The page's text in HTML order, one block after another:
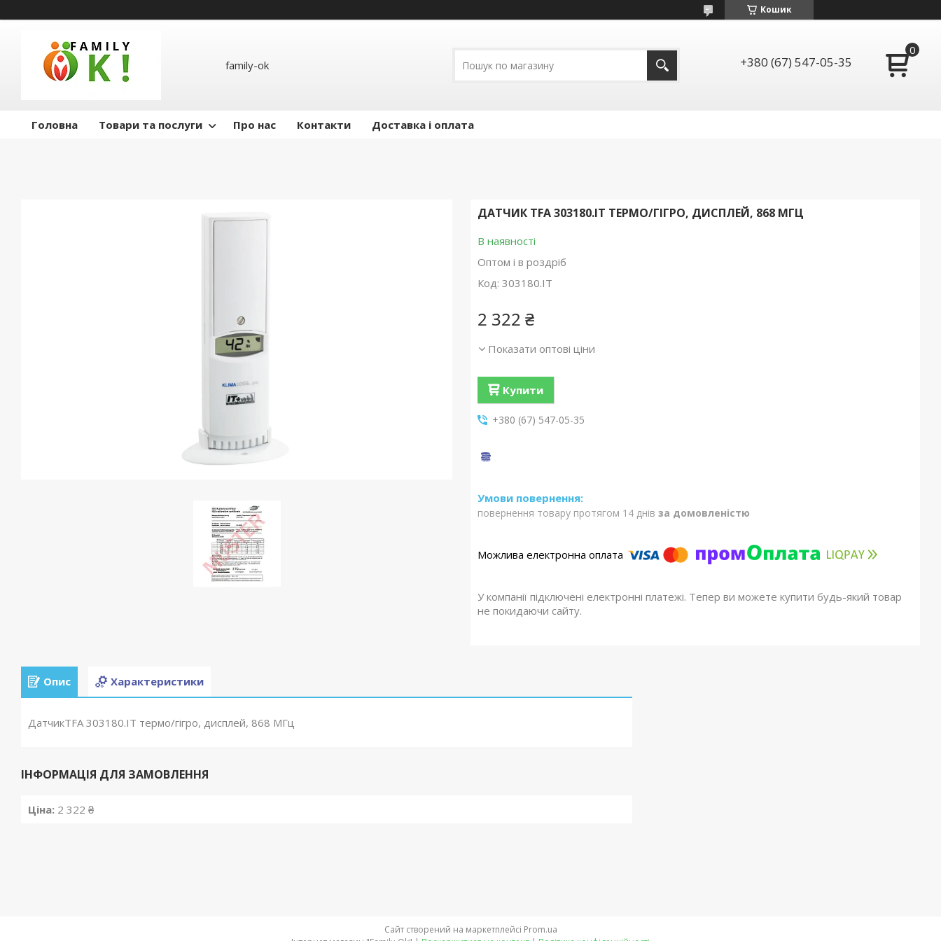
Кошик
family-ok +380 (67) 547-05-35
Головна Товари та послуги Про нас Контакти Доставка і оплата
ДАТЧИК TFA 303180.IT ТЕРМО/ГІГРО, ДИСПЛЕЙ, 868 МГЦ
В наявності
Оптом і в роздріб
Код: 303180.IT
2 322 ₴
Показати оптові ціни
Купити
+380 (67) 547-05-35
повернення товару протягом 14 днів за домовленістю
У компанії підключені електронні платежі. Тепер ви можете купити будь-який товар
не покидаючи сайту.
Опис Характеристики
ДатчикTFA 303180.IT термо/гігро, дисплей, 868 МГц
ІНФОРМАЦІЯ ДЛЯ ЗАМОВЛЕННЯ
Ціна: 2 322 ₴
Сайт створений на маркетплейсі Prom.ua